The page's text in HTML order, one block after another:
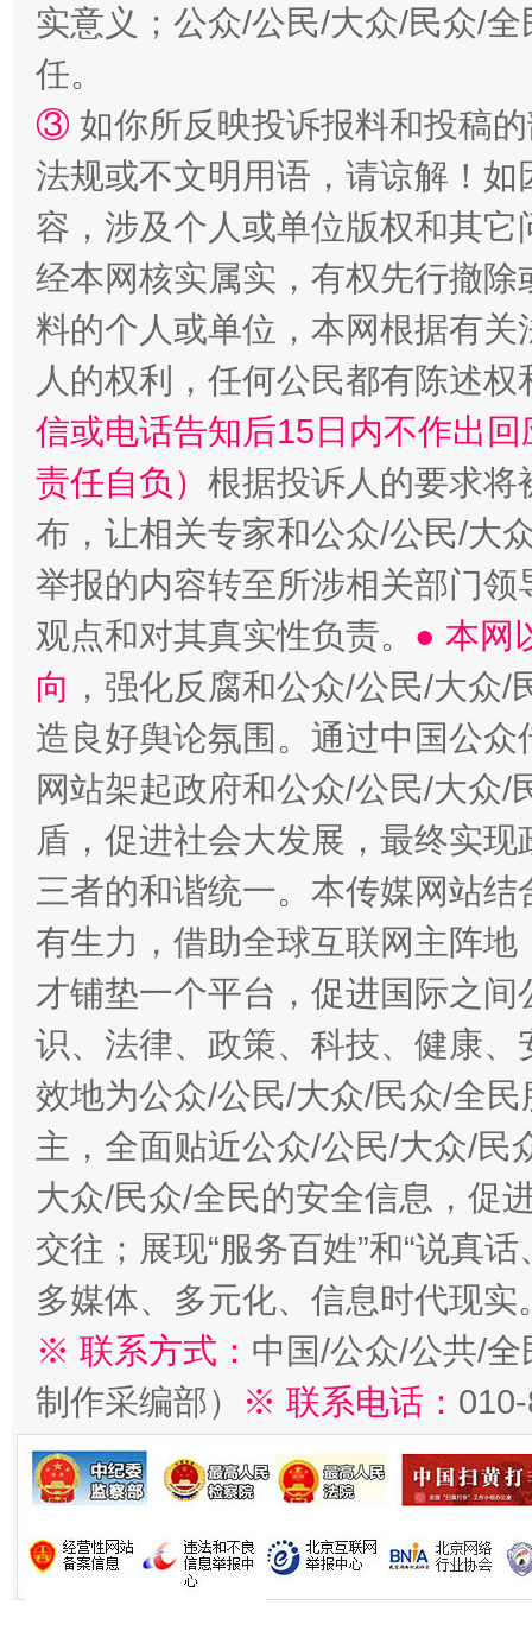
实意义；公众/公民/大众/民众/
任。
③ 如你所反映投诉报料和投稿
法规或不文明用语，请谅解！
容，涉及个人或单位版权和其它
经本网核实属实，有权先行撤
料的个人或单位，本网根据有
人的权利，任何公民都有陈述
信或电话告知后15日内不作出
责任自负） 根据投诉人的要求将
布，让相关专家和公众/公民/大
举报的内容转至所涉相关部门
观点和对其真实性负责。 ● 本网
向 ，强化反腐和公众/公民/大众
造良好舆论氛围。通过中国公
网站架起政府和公众/公民/大众
盾，促进社会大发展，最终实
三者的和谐统一。本传媒网站
有生力，借助全球互联网主阵
才铺垫一个平台，促进国际之
识、法律、政策、科技、健康
效地为公众/公民/大众/民众/全
主，全面贴近公众/公民/大众/民
大众/民众/全民的安全信息，促
交往；展现“服务百姓”和“说真
多媒体、多元化、信息时代现实
※ 联系方式： 中国/公众/公共/
制作采编部）
※ 联系电话：